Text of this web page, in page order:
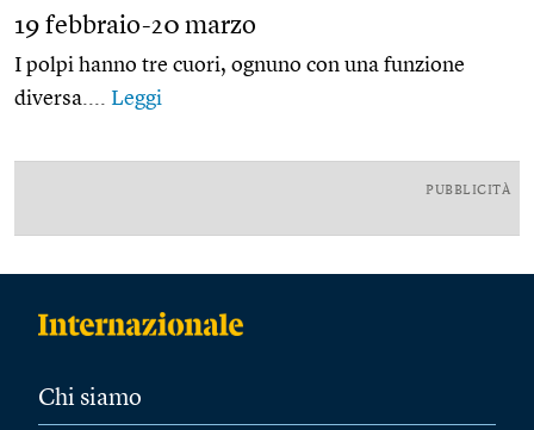
19 febbraio-20 marzo
I polpi hanno tre cuori, ognuno con una funzione
diversa.... Leggi
PUBBLICITÀ
Chi siamo